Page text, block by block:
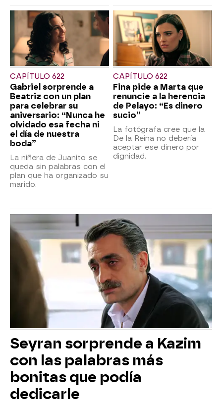
CAPÍTULO 622
Gabriel sorprende a
Beatriz con un plan
para celebrar su
aniversario: “Nunca he
olvidado esa fecha ni
el día de nuestra
boda”
La niñera de Juanito se
queda sin palabras con el
plan que ha organizado su
marido.
CAPÍTULO 622
Fina pide a Marta que
renuncie a la herencia
de Pelayo: “Es dinero
sucio”
La fotógrafa cree que la
De la Reina no debería
aceptar ese dinero por
dignidad.
Seyran sorprende a Kazim
con las palabras más
bonitas que podía
dedicarle